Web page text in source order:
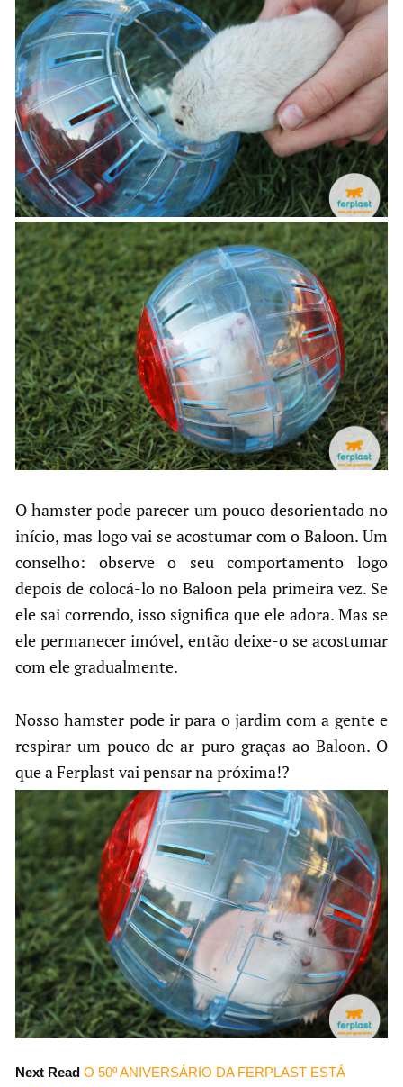
O hamster pode parecer um pouco desorientado no
início, mas logo vai se acostumar com o Baloon. Um
conselho: observe o seu comportamento logo
depois de colocá-lo no Baloon pela primeira vez. Se
ele sai correndo, isso significa que ele adora. Mas se
ele permanecer imóvel, então deixe-o se acostumar
com ele gradualmente.
Nosso hamster pode ir para o jardim com a gente e
respirar um pouco de ar puro graças ao Baloon. O
que a Ferplast vai pensar na próxima!?
Next Read O 50º ANIVERSÁRIO DA FERPLAST ESTÁ